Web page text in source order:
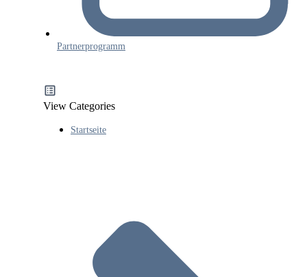
Partnerprogramm
View Categories
Startseite